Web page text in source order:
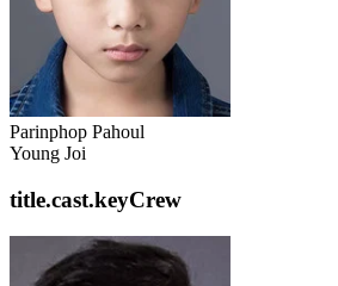
Parinphop Pahoul
Young Joi
title.cast.keyCrew